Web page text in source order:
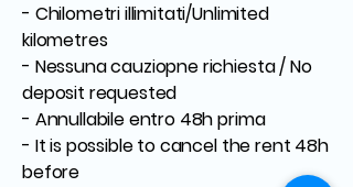
- Chilometri illimitati/Unlimited
kilometres
- Nessuna cauziopne richiesta / No
deposit requested
- Annullabile entro 48h prima
- It is possible to cancel the rent 48h
before